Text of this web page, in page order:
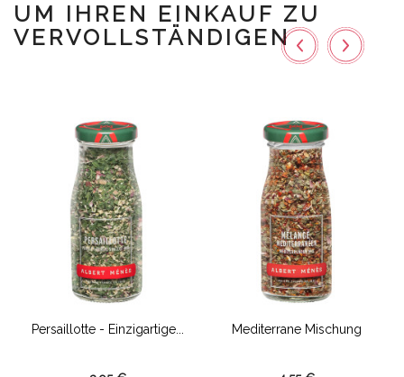
UM IHREN EINKAUF ZU
VERVOLLSTÄNDIGEN
Persaillotte - Einzigartige... Mediterrane Mischung